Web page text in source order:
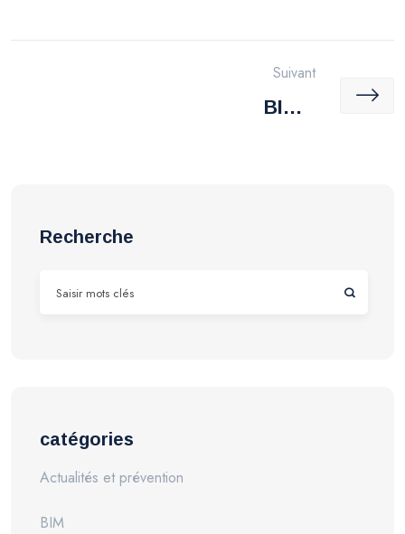
Suivant
BIM –
Recherche
catégories
Actualités et prévention
BIM